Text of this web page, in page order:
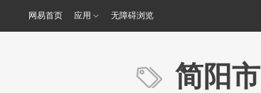
网易首页 应用 无障碍浏览
简阳市